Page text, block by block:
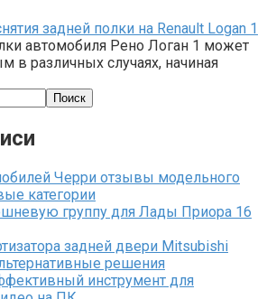
задней полки на Renault Logan 1
автомобиля Рено Логан 1 может
в различных случаях, начиная
Поиск
Черри отзывы модельного
категории
группу для Лады Приора 16
задней двери Mitsubishi
решения
инструмент для